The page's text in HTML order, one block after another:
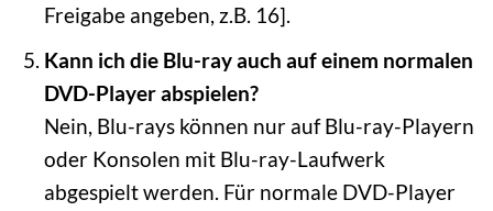
Freigabe angeben, z.B. 16].
Kann ich die Blu-ray auch auf einem normalen
DVD-Player abspielen?
Nein, Blu-rays können nur auf Blu-ray-Playern
oder Konsolen mit Blu-ray-Laufwerk
abgespielt werden. Für normale DVD-Player